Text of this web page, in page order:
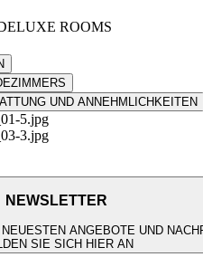
ROOMS
UND ANNEHMLICHKEITEN
NEWSLETTER
ANGEBOTE UND
SIE SICH HIER AN